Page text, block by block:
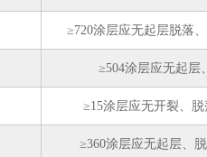
≥720涂层应无起层脱落
≥504涂层应无起层
≥15涂层应无开裂、
≥360涂层应无起层、